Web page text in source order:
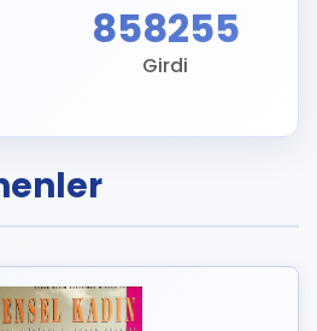
858255
Girdi